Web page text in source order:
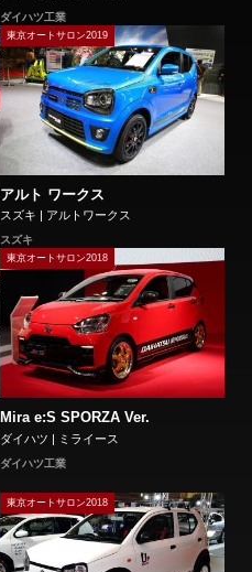
ダイハツ工業
東京オートサロン2019
アルト ワークス
スズキ | アルトワークス
スズキ
東京オートサロン2018
Mira e:S SPORZA Ver.
ダイハツ | ミライース
ダイハツ工業
東京オートサロン2018